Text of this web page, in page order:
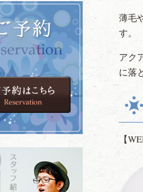
薄毛
す。
アク
に落
【